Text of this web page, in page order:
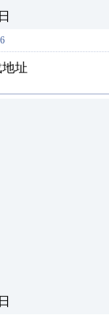
址